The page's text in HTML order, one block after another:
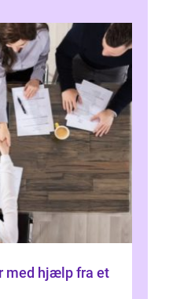
med hjælp fra et